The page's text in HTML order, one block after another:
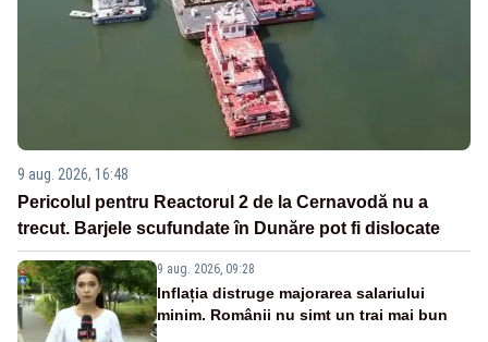
9 aug. 2026, 16:48
Pericolul pentru Reactorul 2 de la Cernavodă nu a
trecut. Barjele scufundate în Dunăre pot fi dislocate
9 aug. 2026, 09:28
Inflația distruge majorarea salariului
minim. Românii nu simt un trai mai bun